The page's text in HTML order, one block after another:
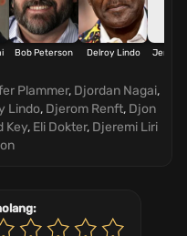
Bob Peterson Delroy Lindo
Plammer, Djordan Nagai,
Lindo, Djerom Renft, Djon
Key, Eli Dokter, Djeremi Liri